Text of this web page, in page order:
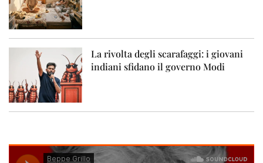
La rivolta degli scarafaggi: i giovani
indiani sfidano il governo Modi